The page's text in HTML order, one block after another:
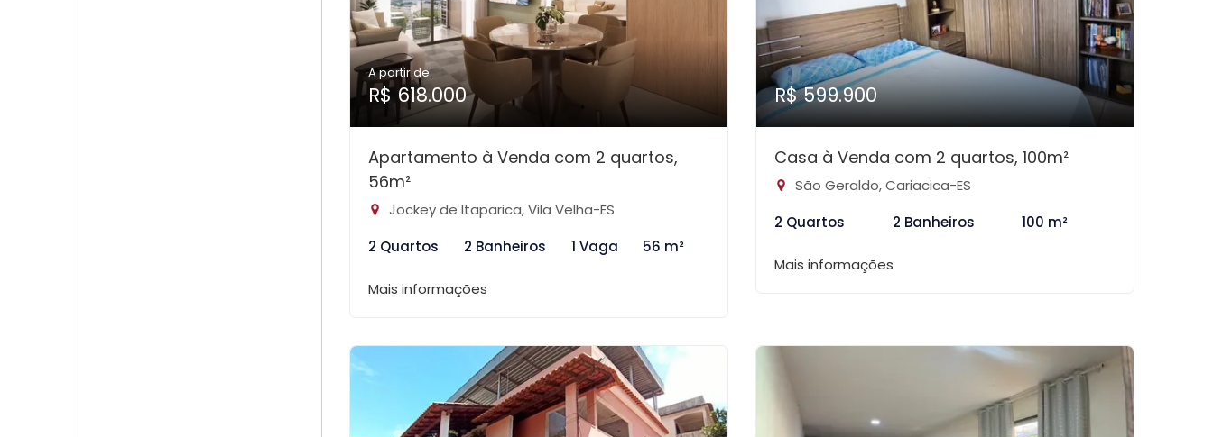
A partir de:
R$ 618.000
Apartamento à Venda com 2 quartos,
56m²
Jockey de Itaparica, Vila Velha-ES
2 Quartos
2 Banheiros 1 Vaga 56 m²
Mais informações
R$ 599.900
Casa à Venda com 2 quartos, 100m²
São Geraldo, Cariacica-ES
2 Quartos
2 Banheiros 100 m²
Mais informações